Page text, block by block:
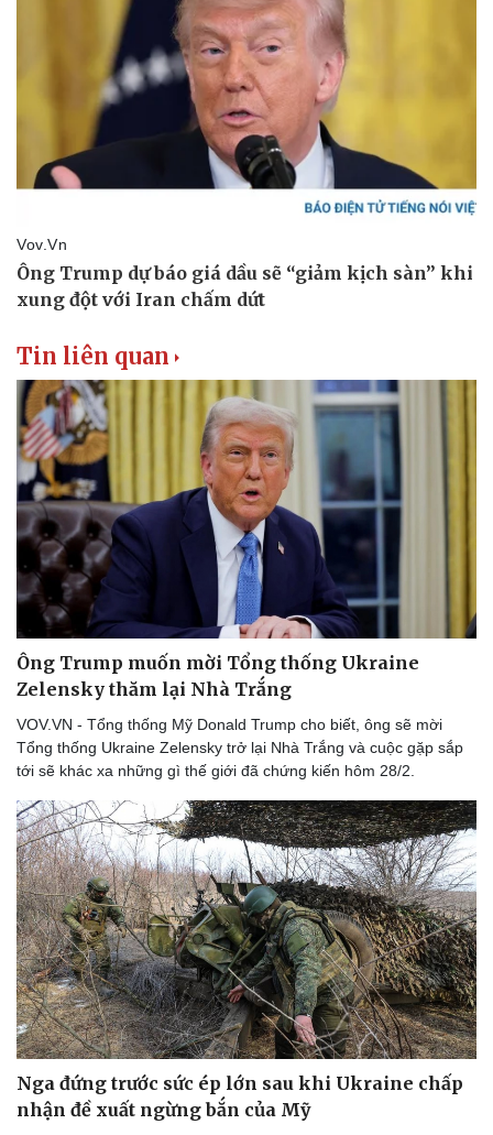
Thể thao
Bóng đá
Lịch thi đấu bóng đá
Thế giới thể thao
eSports
Hậu trường
Ô tô - Xe máy
Ô tô
Xe máy
Tư vấn
Tin liên quan
Ông Trump muốn mời Tổng thống Ukraine
Zelensky thăm lại Nhà Trắng
VOV.VN - Tổng thống Mỹ Donald Trump cho biết, ông sẽ mời
Tổng thống Ukraine Zelensky trở lại Nhà Trắng và cuộc gặp sắp
tới sẽ khác xa những gì thế giới đã chứng kiến hôm 28/2.
Nga đứng trước sức ép lớn sau khi Ukraine chấp
nhận đề xuất ngừng bắn của Mỹ